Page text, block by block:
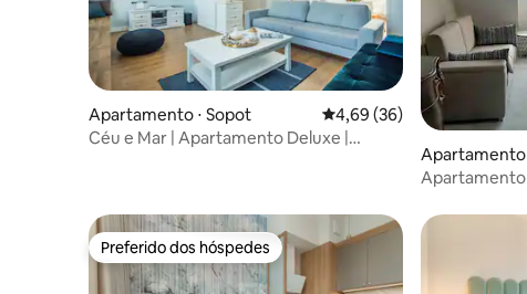
Apartamento ⋅ Sopot 4,69 de uma avaliação
4,69 (36)
Céu e Mar | Apartamento Deluxe |
Apartamento
Apartamento
Preferido dos hóspedes
Preferido dos hóspedes